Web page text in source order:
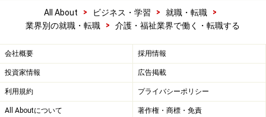
All About > ビジネス・学習 > 就職・転職
>
業界別の就職・転職
> 介護・福祉業界で働く・転職する
会社概要 採用情報
投資家情報 広告掲載
利用規約 プライバシーポリシー
All Aboutについて 著作権・商標・免責